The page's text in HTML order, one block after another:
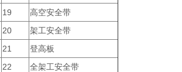
19
高空安全带
20
架工安全带
21
登高板
22
全架工安全带